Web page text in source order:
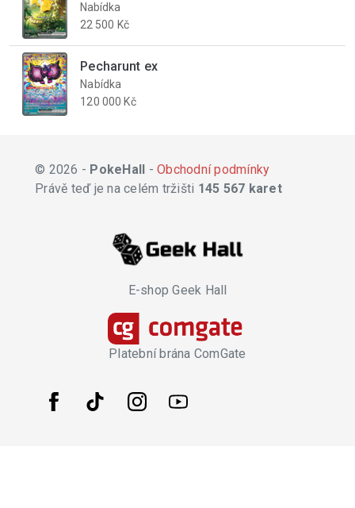
Nabídka
22 500 Kč
Pecharunt ex
Nabídka
120 000 Kč
© 2026 - PokeHall - Obchodní podmínky
Právě teď je na celém tržišti 145 567 karet
E-shop Geek Hall
Platební brána ComGate